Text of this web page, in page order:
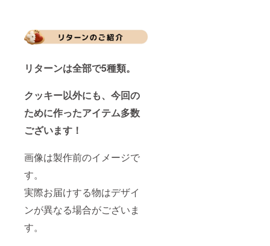
リターンは全部で5種類。
クッキー以外にも、今回の
ために作ったアイテム多数
ございます！
画像は製作前のイメージで
す。
実際お届けする物はデザイ
ンが異なる場合がございま
す。